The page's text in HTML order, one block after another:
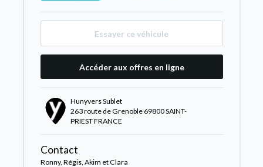
Essayer ce véhicule
Accéder aux offres en ligne
Hunyvers Sublet
263 route de Grenoble 69800 SAINT-
PRIEST FRANCE
Contact
Ronny, Régis, Akim et Clara